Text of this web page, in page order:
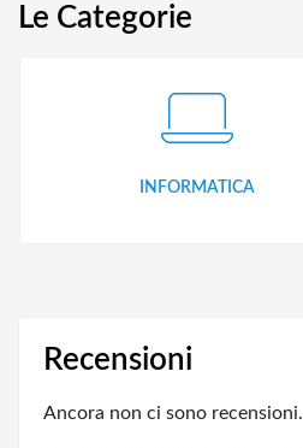
Le Categorie
INFORMATICA
Recensioni
Ancora non ci sono recensioni.